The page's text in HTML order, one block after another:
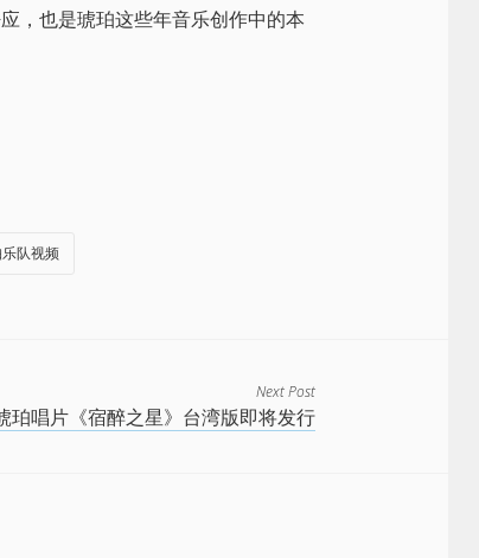
，也是琥珀这些年音乐创作中的本
队视频
Next Post
珀唱片《宿醉之星》台湾版即将发行